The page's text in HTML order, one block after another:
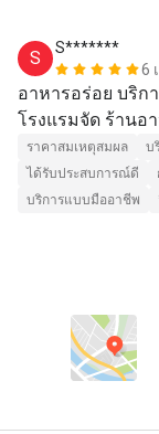
S
S*******
6
อาหารอร่อย บริก
โรงแรมจัด ร้านอ
ก้อน
ราคาสมเหตุสมผล
บ
ได้รับประสบการณ์ดี
บริการแบบมืออาชีพ